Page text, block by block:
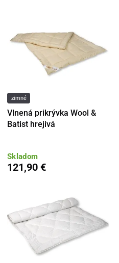
zimné
Vlnená prikrývka Wool &
Batist hrejivá
Skladom
121,90 €